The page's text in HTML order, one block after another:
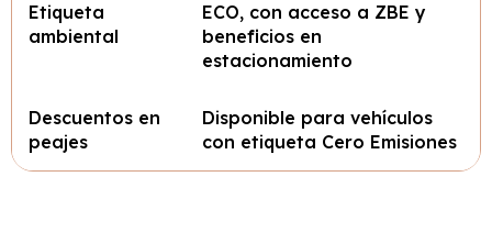
Etiqueta
ambiental
ECO, con acceso a ZBE y
beneficios en
estacionamiento
Descuentos en
peajes
Disponible para vehículos
con etiqueta Cero Emisiones